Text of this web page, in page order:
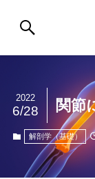
関節
2022
6/28
解剖学（基礎）